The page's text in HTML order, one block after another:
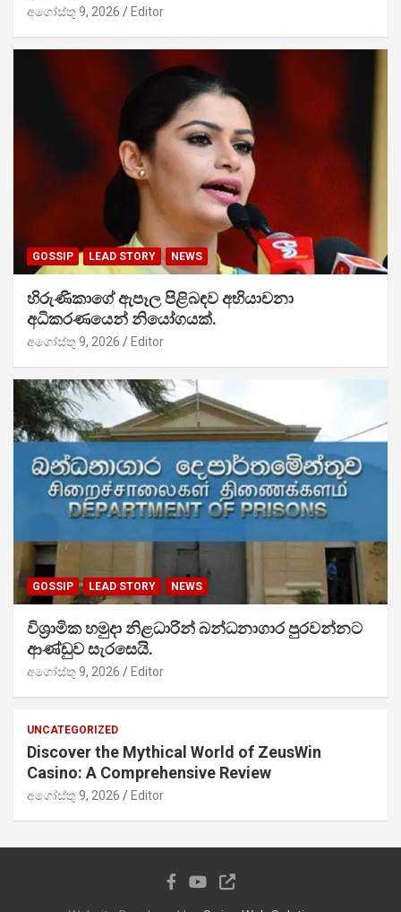
අගෝස්තු 9, 2026 Editor
GOSSIP LEAD STORY NEWS
හිරුණිකාගේ ඇපෑල පිළිබඳව අභියාචනා
අධිකරණයෙන් නියෝගයක්.
අගෝස්තු 9, 2026 Editor
GOSSIP LEAD STORY NEWS
විශ්‍රාමික හමුදා නිළධාරින් බන්ධනාගාර පුරවන්නට
ආණ්ඩුව සැරසෙයි.
අගෝස්තු 9, 2026 Editor
UNCATEGORIZED
Discover the Mythical World of ZeusWin
Casino: A Comprehensive Review
අගෝස්තු 9, 2026 Editor